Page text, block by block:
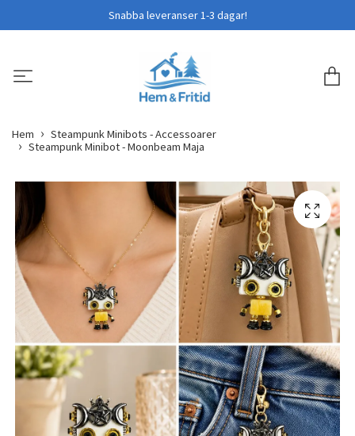
Snabba leveranser 1-3 dagar!
Hem
Steampunk Minibots - Accessoarer
Steampunk Minibot - Moonbeam Maja